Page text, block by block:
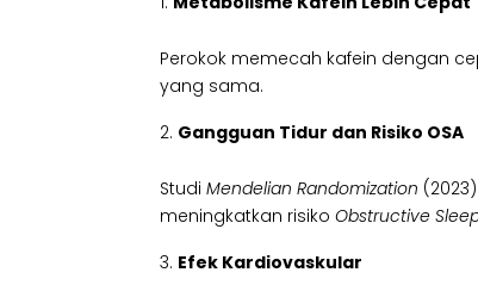
Perokok memecah kafein dengan
yang sama.
Gangguan Tidur dan Risiko OSA
StudiMendelian Randomization
meningkatkan risikoObstructive
Efek Kardiovaskular